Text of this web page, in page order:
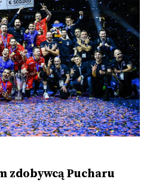
zdobywcą Pucharu